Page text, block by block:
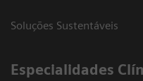
Soluções Sustentáveis
​Especialidades